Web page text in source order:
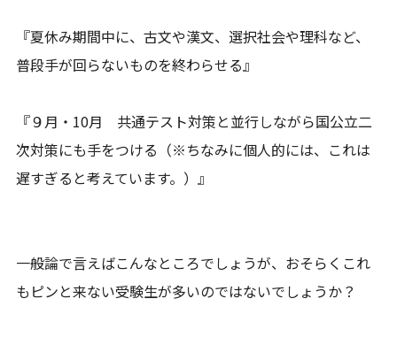
『夏休み期間中に、古文や漢文、選択社会や理科など、
普段手が回らないものを終わらせる』
『９月・10月 共通テスト対策と並行しながら国公立二
次対策にも手をつける（※ちなみに個人的には、これは
遅すぎると考えています。）』
一般論で言えばこんなところでしょうが、おそらくこれ
もピンと来ない受験生が多いのではないでしょうか？